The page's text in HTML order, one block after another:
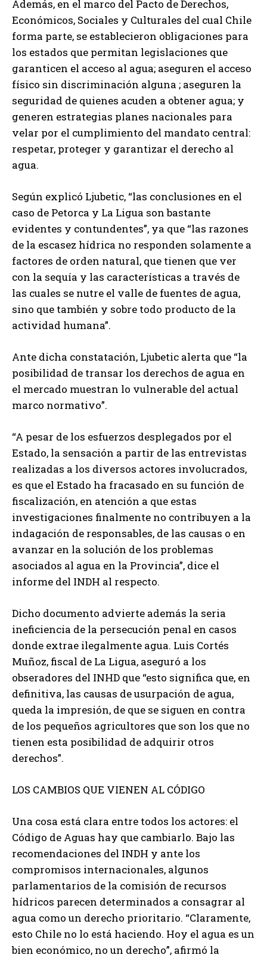
Además, en el marco del Pacto de Derechos,
Económicos, Sociales y Culturales del cual Chile
forma parte, se establecieron obligaciones para
los estados que permitan legislaciones que
garanticen el acceso al agua; aseguren el acceso
físico sin discriminación alguna ; aseguren la
seguridad de quienes acuden a obtener agua; y
generen estrategias planes nacionales para
velar por el cumplimiento del mandato central:
respetar, proteger y garantizar el derecho al
agua.
Según explicó Ljubetic, “las conclusiones en el
caso de Petorca y La Ligua son bastante
evidentes y contundentes”, ya que “las razones
de la escasez hídrica no responden solamente a
factores de orden natural, que tienen que ver
con la sequía y las características a través de
las cuales se nutre el valle de fuentes de agua,
sino que también y sobre todo producto de la
actividad humana”.
Ante dicha constatación, Ljubetic alerta que “la
posibilidad de transar los derechos de agua en
el mercado muestran lo vulnerable del actual
marco normativo”.
“A pesar de los esfuerzos desplegados por el
Estado, la sensación a partir de las entrevistas
realizadas a los diversos actores involucrados,
es que el Estado ha fracasado en su función de
fiscalización, en atención a que estas
investigaciones finalmente no contribuyen a la
indagación de responsables, de las causas o en
avanzar en la solución de los problemas
asociados al agua en la Provincia”, dice el
informe del INDH al respecto.
Dicho documento advierte además la seria
ineficiencia de la persecución penal en casos
donde extrae ilegalmente agua. Luis Cortés
Muñoz, fiscal de La Ligua, aseguró a los
obseradores del INHD que “esto significa que, en
definitiva, las causas de usurpación de agua,
queda la impresión, de que se siguen en contra
de los pequeños agricultores que son los que no
tienen esta posibilidad de adquirir otros
derechos”.
LOS CAMBIOS QUE VIENEN AL CÓDIGO
Una cosa está clara entre todos los actores: el
Código de Aguas hay que cambiarlo. Bajo las
recomendaciones del INDH y ante los
compromisos internacionales, algunos
parlamentarios de la comisión de recursos
hídricos parecen determinados a consagrar al
agua como un derecho prioritario. “Claramente,
esto Chile no lo está haciendo. Hoy el agua es un
bien económico, no un derecho”, afirmó la